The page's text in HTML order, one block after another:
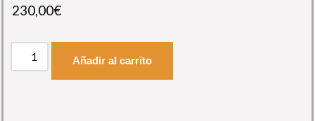
230,00€
Añadir al carrito